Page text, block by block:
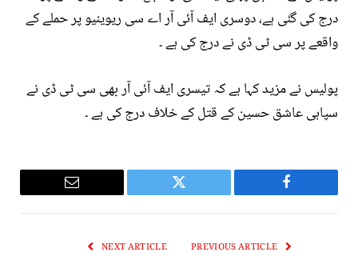
درج کی گئی ہے، دوسری ایف آئی آر اے سی ریوینیو پر حملے کے
واقعے پر سی ٹی ڈی نے درج کی ہے ۔
پولیس نے مزید کہا ہے کہ تیسری ایف آئی آر بھی سی ٹی ڈی نے
سپاہی عاشق حسین کے قتل کے خلاف درج کی ہے ۔
Facebook
Twitter
Email
NEXT ARTICLE